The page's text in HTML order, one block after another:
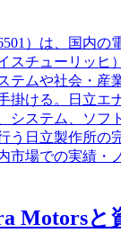
）は、国内の
スチューリッヒ
テムや社会・産
掛ける。日立エ
システム、ソフ
う日立製作所の
市場での実績・
Motorsと